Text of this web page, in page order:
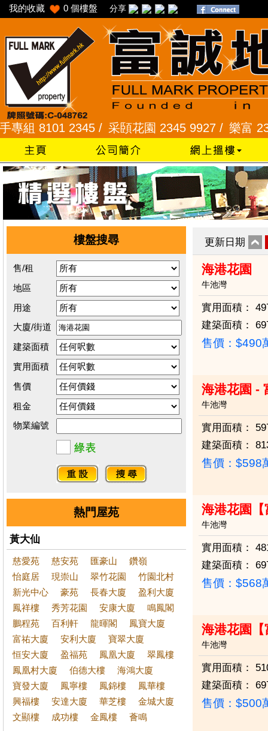
我的收藏 0 個樓盤 分享
2345 /采頣花園 2345 9927 /樂富 2321
樓盤搜尋
售/租
地區
用途
大廈/街道
建築面積
實用面積
售價
租金
物業編號
熱門屋苑
黃大仙
慈愛苑 慈安苑 匯豪山
鑽嶺
怡庭居
現崇山 翠竹花園
竹園北村
新光中心
豪苑 長春大廈
盈利大廈
鳳祥樓
秀芳花園 安康大廈
鳴鳳閣
鵬程苑
百利軒 龍暉閣
鳳寶大廈
富祐大廈
安利大廈
寶翠大廈
恒安大廈
盈福苑 鳳凰大廈
翠鳳樓
鳳凰村大廈
伯德大樓
海鴻大廈
寶發大廈
鳳寧樓 鳳錦樓
鳳華樓
興福樓
安達大廈 華芝樓
金城大廈
文顯樓
成功樓 金鳳樓 薈鳴
更新日期
海港花園
牛池灣
實用面積：
建築面積：
售價： $490
海港花園 -
牛池灣
實用面積：
建築面積：
售價： $598
海港花園
牛池灣
實用面積：
建築面積：
售價： $568
海港花園
牛池灣
實用面積：
建築面積：
售價： $500